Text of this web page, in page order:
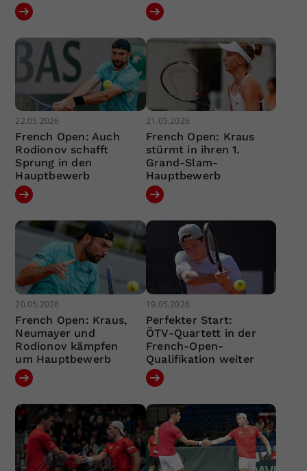
22.05.2026
French Open: Auch
Rodionov schafft
Sprung in den
Hauptbewerb
21.05.2026
French Open: Kraus
stürmt in ihren 1.
Grand-Slam-
Hauptbewerb
20.05.2026
French Open: Kraus,
Neumayer und
Rodionov kämpfen
um Hauptbewerb
19.05.2026
Perfekter Start:
ÖTV-Quartett in der
French-Open-
Qualifikation weiter